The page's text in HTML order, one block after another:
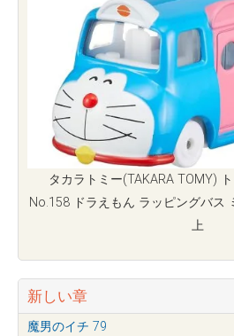
タカラトミー(TAKARA TOMY)
No.158 ドラえもん ラッピングバス
上
新しい章
魔男のイチ 79